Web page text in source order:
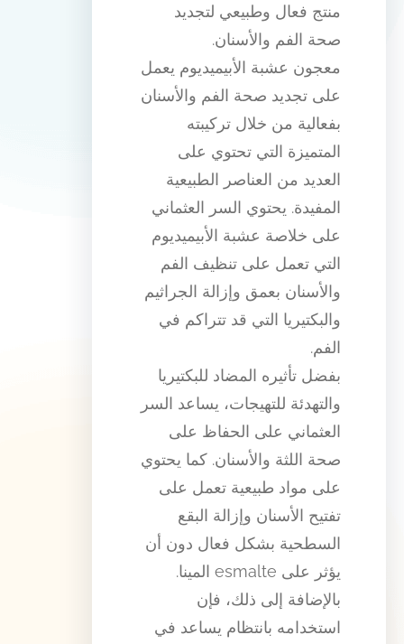
منتج فعال وطبيعي لتجديد
صحة الفم والأسنان.
معجون عشبة الأبيميديوم يعمل
على تجديد صحة الفم والأسنان
بفعالية من خلال تركيبته
المتميزة التي تحتوي على
العديد من العناصر الطبيعية
المفيدة. يحتوي السر العثماني
على خلاصة عشبة الأبيميديوم
التي تعمل على تنظيف الفم
والأسنان بعمق وإزالة الجراثيم
والبكتيريا التي قد تتراكم في
الفم.
بفضل تأثيره المضاد للبكتيريا
والتهدئة للتهيجات، يساعد السر
العثماني على الحفاظ على
صحة اللثة والأسنان. كما يحتوي
على مواد طبيعية تعمل على
تفتيح الأسنان وإزالة البقع
السطحية بشكل فعال دون أن
يؤثر على esmalte المينا.
بالإضافة إلى ذلك، فإن
استخدامه بانتظام يساعد في